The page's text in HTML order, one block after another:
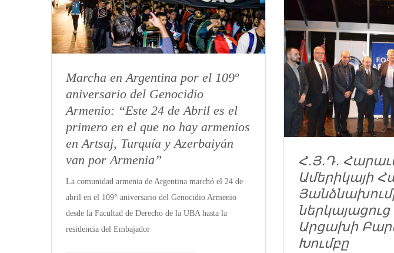
Marcha en Argentina por el 109º
aniversario del Genocidio
Armenio: “Este 24 de Abril es el
primero en el que no hay armenios
en Artsaj, Turquía y Azerbaiyán
van por Armenia”
La comunidad armenia de Argentina marchó el 24 de
abril en el 109° aniversario del Genocidio Armenio
desde la Facultad de Derecho de la UBA hasta la
residencia del Embajador
Հ․Յ․Դ․
Ամերիկայի
Արցախի
Խումբը